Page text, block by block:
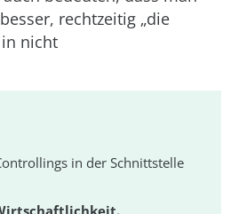
rechtzeitig „die
in nicht
in der Schnittstelle